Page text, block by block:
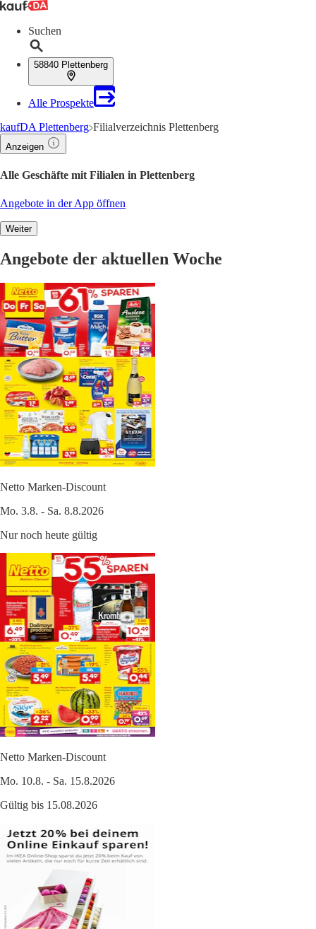
Suchen
58840 Plettenberg
Alle Prospekte
kaufDA Plettenberg Filialverzeichnis Plettenberg
Anzeigen
Alle Geschäfte mit Filialen in Plettenberg
Angebote in der App öffnen
Weiter
Angebote der aktuellen Woche
Netto Marken-Discount
Mo. 3.8. - Sa. 8.8.2026
Nur noch heute gültig
Netto Marken-Discount
Mo. 10.8. - Sa. 15.8.2026
Gültig bis 15.08.2026